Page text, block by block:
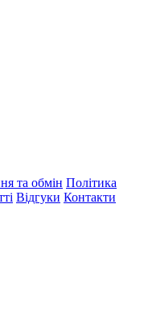
та обмін Політика
Відгуки Контакти